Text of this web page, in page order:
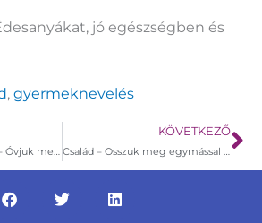
jó egészségben és
, gyermeknevelés
KÖVETKEZŐ